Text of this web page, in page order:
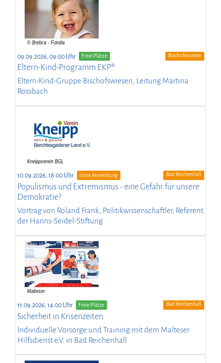
09.09.2026, 09:00 Uhr Freie Plätze Bischofswiesen
Eltern-Kind-Programm EKP®
Eltern-Kind-Gruppe Bischofswiesen, Leitung Martina
Rossbach
10.09.2026, 18:00 Uhr ohne Anmeldung Bad Reichenhall
Populismus und Extremismus - eine Gefahr für unsere
Demokratie?
Vortrag von Roland Frank, Politikwissenschaftler, Referent
der Hanns-Seidel-Stiftung
11.09.2026, 14:00 Uhr Freie Plätze Bad Reichenhall
Sicherheit in Krisenzeiten
Individuelle Vorsorge und Training mit dem Malteser
Hilfsdienst e.V. in Bad Reichenhall